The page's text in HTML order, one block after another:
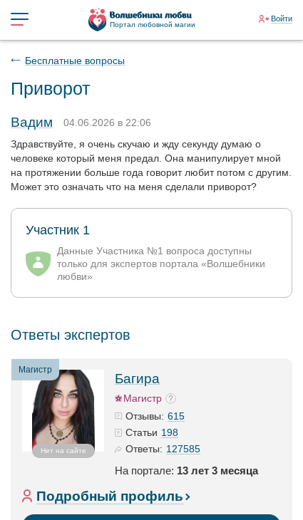
Портал любовной магии
Войти
Бесплатные вопросы
Приворот
Вадим
04.06.2026 в 22:06
Здравствуйте, я очень скучаю и жду секунду думаю о
человеке который меня предал. Она манипулирует мной
на протяжении больше года говорит любит потом с другим.
Может это означать что на меня сделали приворот?
Участник 1
Данные Участника №1 вопроса доступны
только для экспертов портала «Волшебники
любви»
Ответы экспертов
Магистр
Нет на сайте
Багира
Магистр
Отзывы: 615
Статьи 198
Ответы: 127585
На портале: 13 лет 3 месяца
Подробный профиль